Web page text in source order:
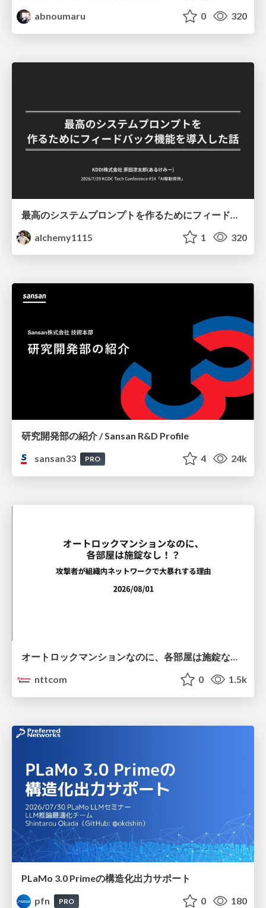
abnoumaru
0 320
alchemy1115
1 320
研究開発部の紹介 / Sansan R&D Profile
sansan33
PRO 4 24k
オートロックマンションなのに、各部屋は施錠なし！？ 攻撃者が組織内ネットワークで大暴れする理由 / The Front Door Is Locked, but the Rooms Are Wide Open: Why Attackers Move Freely Inside Enterprise Networks
nttcom
0 1.5k
PLaMo 3.0 Primeの構造化出力サポート
pfn
PRO 0 180